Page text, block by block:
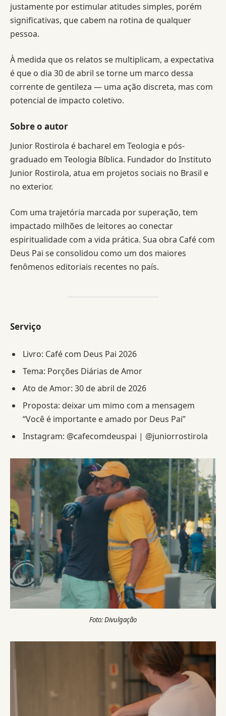
justamente por estimular atitudes simples, porém
significativas, que cabem na rotina de qualquer
pessoa.
À medida que os relatos se multiplicam, a expectativa
é que o dia 30 de abril se torne um marco dessa
corrente de gentileza — uma ação discreta, mas com
potencial de impacto coletivo.
Sobre o autor
Junior Rostirola é bacharel em Teologia e pós-
graduado em Teologia Bíblica. Fundador do Instituto
Junior Rostirola, atua em projetos sociais no Brasil e
no exterior.
Com uma trajetória marcada por superação, tem
impactado milhões de leitores ao conectar
espiritualidade com a vida prática. Sua obra Café com
Deus Pai se consolidou como um dos maiores
fenômenos editoriais recentes no país.
Serviço
Livro: Café com Deus Pai 2026
Tema: Porções Diárias de Amor
Ato de Amor: 30 de abril de 2026
Proposta: deixar um mimo com a mensagem
“Você é importante e amado por Deus Pai”
Instagram: @cafecomdeuspai | @juniorrostirola
Foto: Divulgação